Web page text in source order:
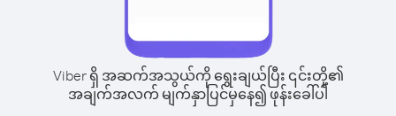
Viber ရှိ အဆက်အသွယ်ကို ရွေးချယ်ပြီး ၎င်းတို့၏
အချက်အလက် မျက်နှာပြင်မှနေ၍ ဖုန်းခေါ်ပါ